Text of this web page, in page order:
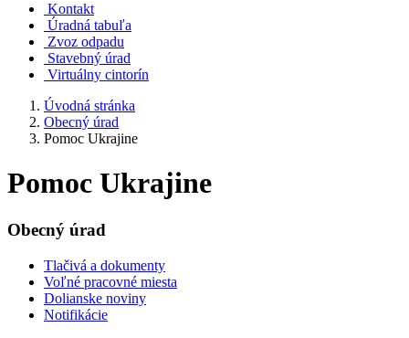
Kontakt
Úradná tabuľa
Zvoz odpadu
Stavebný úrad
Virtuálny cintorín
Úvodná stránka
Obecný úrad
Pomoc Ukrajine
Pomoc Ukrajine
Obecný úrad
Tlačivá a dokumenty
Voľné pracovné miesta
Dolianske noviny
Notifikácie